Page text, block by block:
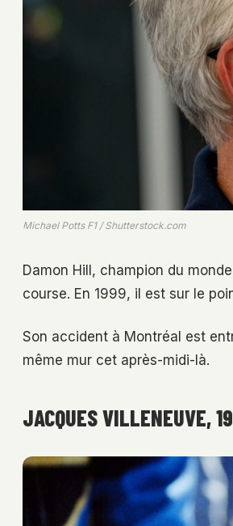
Michael Potts F1 / Shutterstock.com
Damon Hill, champion du
course. En 1999, il est sur le
Son accident à Montréal est
même mur cet après-midi-là.
JACQUES VILLENEUVE,